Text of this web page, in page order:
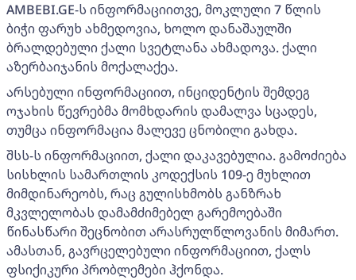
AMBEBI.GE-ს ინფორმაციითვე, მოკლული 7 წლის
ბიჭი ფარუხ ახმედოვია, ხოლო დანაშაულში
ბრალდებული ქალი სვეტლანა ახმადოვა. ქალი
აზერბაიჯანის მოქალაქეა.
არსებული ინფორმაციით, ინციდენტის შემდეგ
ოჯახის წევრებმა მომხდარის დამალვა სცადეს,
თუმცა ინფორმაცია მალევე ცნობილი გახდა.
შსს-ს ინფორმაციით, ქალი დაკავებულია. გამოძიება
სისხლის სამართლის კოდექსის 109-ე მუხლით
მიმდინარეობს, რაც გულისხმობს განზრახ
მკვლელობას დამამძიმებელ გარემოებაში
წინასწარი შეცნობით არასრულწლოვანის მიმართ.
ამასთან, გავრცელებული ინფორმაციით, ქალს
ფსიქიკური პრობლემები ჰქონდა.